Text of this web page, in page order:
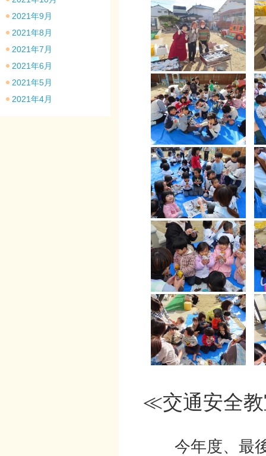
≪交通安全
今年度、最後
2021年9月
2021年8月
2021年7月
2021年6月
2021年5月
2021年4月